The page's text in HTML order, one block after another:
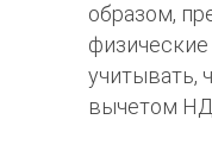
образом,
учитывать,
вычетом